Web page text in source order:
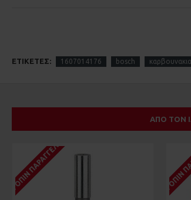
ΕΤΙΚΈΤΕΣ: 1607014176 bosch καρβουνακια
ΑΠΌ ΤΟΝ
ΚΑΤΌΠΙΝ ΠΑΡΑΓΓΕΛΊΑΣ